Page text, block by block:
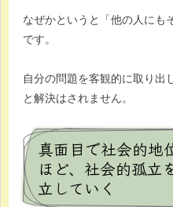
なぜかというと「他の人にも
です。
自分の問題を客観的に取り出
と解決はされません。
真面目で社会的地
ほど、社会的孤立
立していく